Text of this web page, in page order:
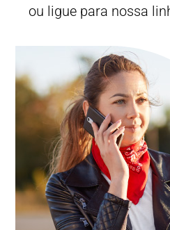
ou ligue para nossa